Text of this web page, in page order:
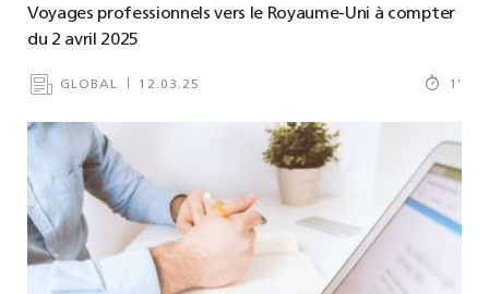
Voyages professionnels vers le Royaume-Uni à compter
du 2 avril 2025
GLOBAL 12.03.25 1’